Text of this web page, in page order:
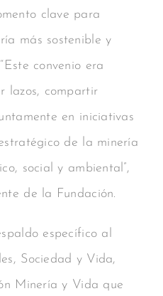
clave para
más sostenible y
convenio era
lazos, compartir
en iniciativas
de la minería
social y ambiental”,
de la Fundación.
específico al
Sociedad y Vida,
Minería y Vida que